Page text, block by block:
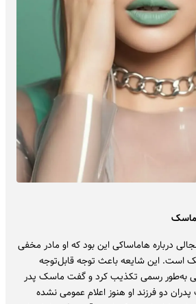
ماسک
درباره هاماساکی این بود که او مادر مخفی
است. این شایعه باعث توجه قابل‌توجه
به‌طور رسمی تکذیب کرد و گفت ماسک پدر
دو فرزند او هنوز اعلام عمومی نشده